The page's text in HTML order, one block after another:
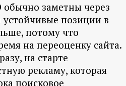
обычно заметны через
устойчивые позиции в
потому что
на переоценку сайта.
на старте
рекламу, которая
поисковое